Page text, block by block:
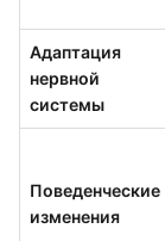
Адаптация
нервной
системы
Поведенческие
изменения